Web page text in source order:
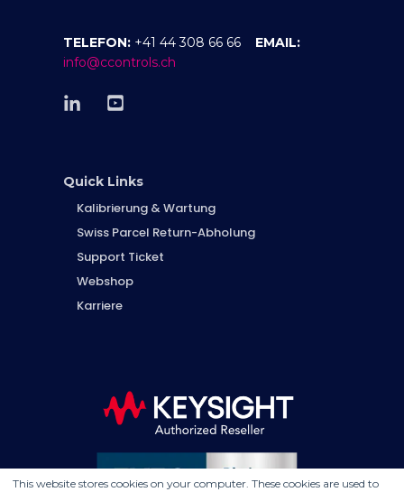
This website stores cookies on your computer. These cookies are used to
TELEFON: +41 44 308 66 66 EMAIL:
info@ccontrols.ch
Quick Links
Kalibrierung & Wartung
Swiss Parcel Return-Abholung
Support Ticket
Webshop
Karriere